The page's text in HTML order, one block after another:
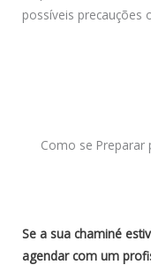
possíveis precauções
Como se Preparar
Se a sua chaminé
agendar com um